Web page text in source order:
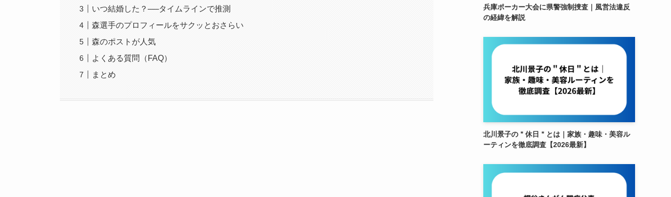
いつ結婚した？──タイムラインで推測
森選手のプロフィールをサクッとおさらい
森のポストが人気
よくある質問（FAQ）
まとめ
兵庫ポーカー大会に県警強制捜査｜風営法違反
の経緯を解説
北川景子の＂休日＂とは｜家族・趣味・美容ル
ーティンを徹底調査【2026最新】